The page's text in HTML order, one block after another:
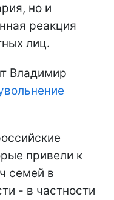
но и
реакция
лиц.
Владимир
привели к
семей в
- в частности